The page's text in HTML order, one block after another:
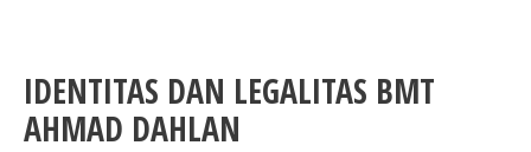
IDENTITAS DAN LEGALITAS BMT
AHMAD DAHLAN